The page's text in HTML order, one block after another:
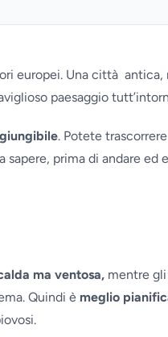
europei. Una città antica,
paesaggio
. Potete
prima di andare ed
ma ventosa, mentre
Quindi è meglio